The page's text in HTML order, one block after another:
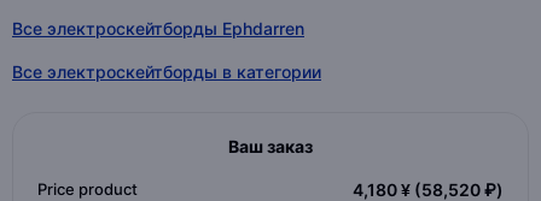
Все электроскейтборды Ephdarren
Все электроскейтборды в категории
Ваш заказ
Price product 4,180 ¥ (58,520 ₽)